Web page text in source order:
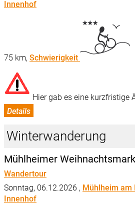
Innenhof
75 km, Schwierigkeit
Hier gab es eine kurzfristige
Details
Winterwanderung
Mühlheimer
Wandertour
Sonntag, 06.12.2026 , Mühlheim am
Innenhof